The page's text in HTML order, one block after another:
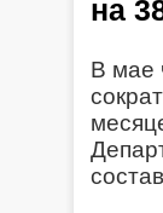
на
В мае